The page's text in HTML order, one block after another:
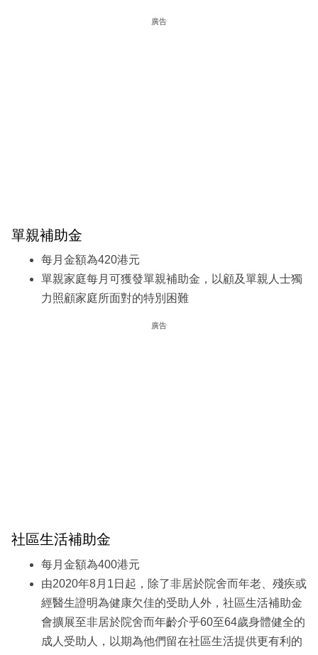
廣告
單親補助金
每月金額為420港元
單親家庭每月可獲發單親補助金，以顧及單親人士獨
力照顧家庭所面對的特別困難
廣告
社區生活補助金
每月金額為400港元
由2020年8月1日起，除了非居於院舍而年老、殘疾或
經醫生證明為健康欠佳的受助人外，社區生活補助金
會擴展至非居於院舍而年齡介乎60至64歲身體健全的
成人受助人，以期為他們留在社區生活提供更有利的